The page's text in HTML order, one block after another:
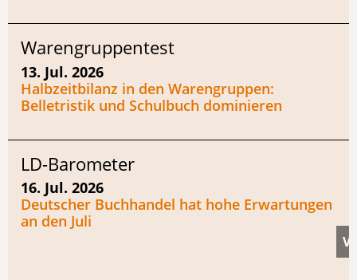
Warengruppentest
13. Jul. 2026
Halbzeitbilanz in den Warengruppen:
Belletristik und Schulbuch dominieren
LD-Barometer
16. Jul. 2026
Deutscher Buchhandel hat hohe Erwartungen
an den Juli